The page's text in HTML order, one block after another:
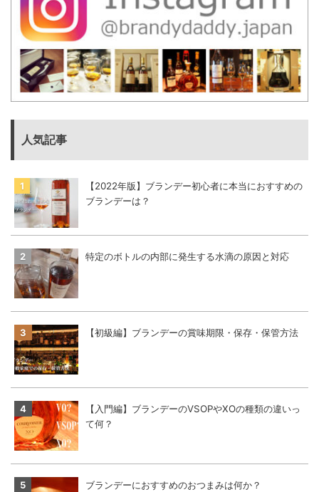
人気記事
【2022年版】ブランデー初心者に本当におすすめの
ブランデーは？
特定のボトルの内部に発生する水滴の原因と対応
【初級編】ブランデーの賞味期限・保存・保管方法
【入門編】ブランデーのVSOPやXOの種類の違いっ
て何？
ブランデーにおすすめのおつまみは何か？